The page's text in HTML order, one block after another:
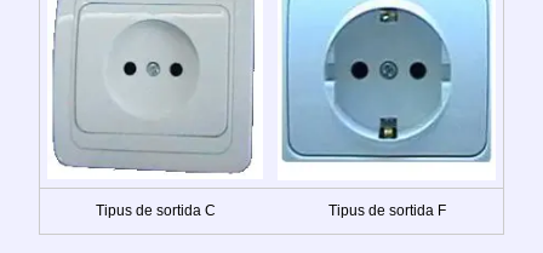
Tipus de sortida C Tipus de sortida F